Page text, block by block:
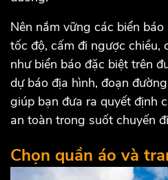
Nên nắm vững các biển
tốc độ, cấm đi ngược chiều,
như biển báo đặc biệt trên
dự báo địa hình, đoạn
giúp bạn đưa ra quyết định
an toàn trong suốt chuyến
Chọn quần áo và